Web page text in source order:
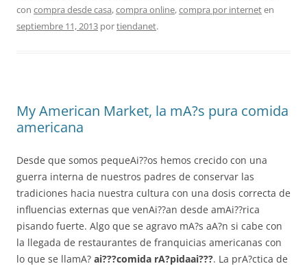
con compra desde casa,compra online,compra por interneten
septiembre 11, 2013 portiendanet.
My American Market, la mA?s pura comida
americana
Desde que somos pequeAi??os hemos crecido con una
guerra interna de nuestros padres de conservar las
tradiciones hacia nuestra cultura con una dosis correcta de
influencias externas que venAi??an desde amAi??rica
pisando fuerte. Algo que se agravo mA?s aA?n si cabe con
la llegada de restaurantes de franquicias americanas con
lo que se llamA? ai???comida rA?pidaai???. La prA?ctica de